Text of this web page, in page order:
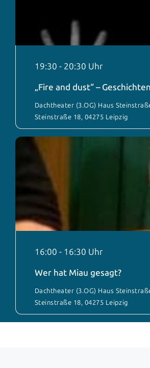
19:30 - 20:30
„Fire and dust“ –
Dachtheater (3.OG) Haus
Steinstraße 18, 04275 Leipzig
16:00 - 16:30
Wer hat Miau gesagt?
Dachtheater (3.OG) Haus
Steinstraße 18, 04275 Leipzig